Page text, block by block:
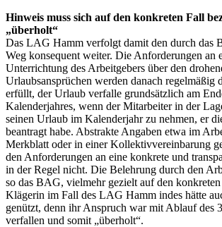
Hinweis muss sich auf den konkreten Fall
„überholt“
Das LAG Hamm verfolgt damit den durch das
Weg konsequent weiter. Die Anforderungen an
Unterrichtung des Arbeitgebers über den
Urlaubsansprüchen werden danach regelmäßig
erfüllt, der Urlaub verfalle grundsätzlich am
Kalenderjahres, wenn der Mitarbeiter in der
seinen Urlaub im Kalenderjahr zu nehmen, er
beantragt habe. Abstrakte Angaben etwa im
Merkblatt oder in einer Kollektivvereinbarung
den Anforderungen an eine konkrete und
in der Regel nicht. Die Belehrung durch den
so das BAG, vielmehr gezielt auf den
Klägerin im Fall des LAG Hamm indes hätte
genützt, denn ihr Anspruch war mit Ablauf des
verfallen und somit „überholt“.